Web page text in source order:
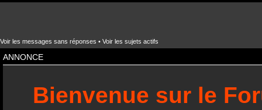
Voir les messages sans réponses • Voir les sujets actifs
ANNONCE
Bienvenue sur le